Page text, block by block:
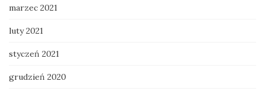
marzec 2021
luty 2021
styczeń 2021
grudzień 2020